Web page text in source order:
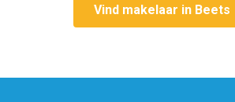
Vind makelaar in Beets